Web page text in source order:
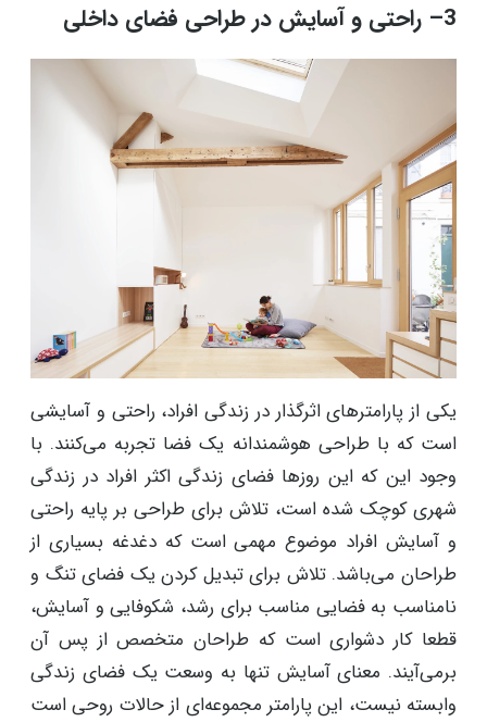
3– راحتی و آسایش در طراحی فضای داخلی
یکی از پارامترهای اثرگذار در زندگی افراد، راحتی و آسایشی
است که با طراحی هوشمندانه یک فضا تجربه می‌کنند. با
وجود این که این روزها فضای زندگی اکثر افراد در زندگی
شهری کوچک شده است، تلاش برای طراحی بر پایه راحتی
و آسایش افراد موضوع مهمی است که دغدغه بسیاری از
طراحان می‌باشد. تلاش برای تبدیل کردن یک فضای تنگ و
نامناسب به فضایی مناسب برای رشد، شکوفایی و آسایش،
قطعا کار دشواری است که طراحان متخصص از پس آن
برمی‌آیند. معنای آسایش تنها به وسعت یک فضای زندگی
وابسته نیست، این پارامتر مجموعه‌ای از حالات روحی است